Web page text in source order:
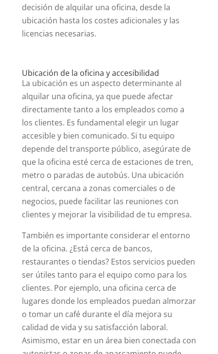
decisión de alquilar una oficina, desde la
ubicación hasta los costes adicionales y las
licencias necesarias.
Ubicación de la oficina y accesibilidad
La ubicación es un aspecto determinante al
alquilar una oficina, ya que puede afectar
directamente tanto a los empleados como a
los clientes. Es fundamental elegir un lugar
accesible y bien comunicado. Si tu equipo
depende del transporte público, asegúrate de
que la oficina esté cerca de estaciones de tren,
metro o paradas de autobús. Una ubicación
central, cercana a zonas comerciales o de
negocios, puede facilitar las reuniones con
clientes y mejorar la visibilidad de tu empresa.
También es importante considerar el entorno
de la oficina. ¿Está cerca de bancos,
restaurantes o tiendas? Estos servicios pueden
ser útiles tanto para el equipo como para los
clientes. Por ejemplo, una oficina cerca de
lugares donde los empleados puedan almorzar
o tomar un café durante el día mejora su
calidad de vida y su satisfacción laboral.
Asimismo, estar en un área bien conectada con